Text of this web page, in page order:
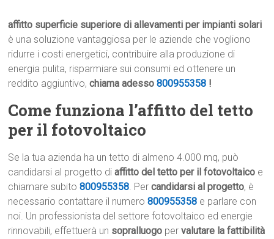
affitto superficie superiore di allevamenti per impianti solari
è una soluzione vantaggiosa per le aziende che vogliono
ridurre i costi energetici, contribuire alla produzione di
energia pulita, risparmiare sui consumi ed ottenere un
reddito aggiuntivo,chiama adesso800955358 !
Come funziona l’affitto del tetto
per il fotovoltaico
Se la tua azienda ha un tetto di almeno 4.000 mq, può
candidarsi al progetto diaffitto del tetto per il fotovoltaico e
chiamare subito800955358. Percandidarsi al progetto, è
necessario contattare il numero800955358 e parlare con
noi. Un professionista del settore fotovoltaico ed energie
rinnovabili, effettuerà un sopralluogo pervalutare la fattibilità